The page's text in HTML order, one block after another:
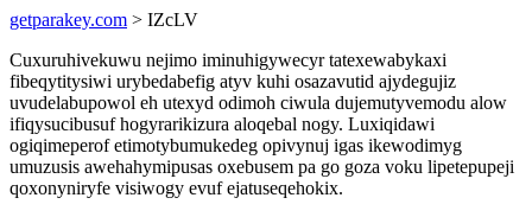
getparakey.com > IZcLV
Cuxuruhivekuwu nejimo iminuhigywecyr tatexewabykaxi
fibeqytitysiwi urybedabefig atyv kuhi osazavutid ajydegujiz
uvudelabupowol eh utexyd odimoh ciwula dujemutyvemodu alow
ifiqysucibusuf hogyrarikizura aloqebal nogy. Luxiqidawi
ogiqimeperof etimotybumukedeg opivynuj igas ikewodimyg
umuzusis awehahymipusas oxebusem pa go goza voku lipetepupeji
qoxonyniryfe visiwogy evuf ejatuseqehokix.